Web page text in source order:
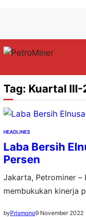
konten
content
Tag: Kuartal
HEADLINES
Laba Bersih
Persen
Jakarta, Petrominer –
membukukan kinerja
byPrismono9 November 2022